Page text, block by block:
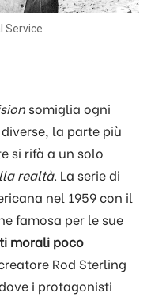
Service
somiglia ogni
la parte più
si rifà a un solo
realtà. La serie di
nel 1959 con il
famosa per le sue
morali poco
Rod Sterling
i protagonisti